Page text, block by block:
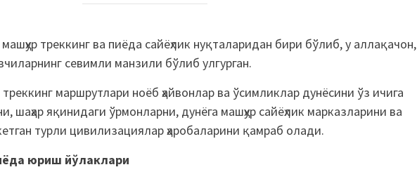
треккинг ва пиёда сайёҳлик нуқталаридан бири бўлиб, у аллақачон,
севимли манзили бўлиб улгурган.
треккинг маршрутлари ноёб ҳайвонлар ва ўсимликлар дунёсини ўз ичига
шаҳар яқинидаги ўрмонларни, дунёга машҳур сайёҳлик марказларини ва
турли цивилизациялар ҳаробаларини қамраб олади.
юриш йўлаклари